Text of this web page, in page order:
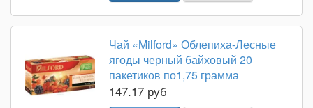
Чай «Milford» Облепиха-Лесные
ягоды черный байховый 20
пакетиков по1,75 грамма
147.17 руб